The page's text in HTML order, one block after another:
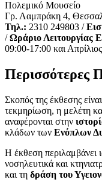
Πολεμικό Μουσείο
Γρ. Λαμπράκη 4,
Τηλ.: 2310 249803 /
/Ωράριο
09:00-17:00 και
Περισσότερες
Σκοπός της έκθεσης
τεκμηρίωση, η μελέτη
αναφέρονται στην
κλάδων των Ενόπλων
Η έκθεση περιλαμβάνει
νοσηλευτικά και
και τη δράση του